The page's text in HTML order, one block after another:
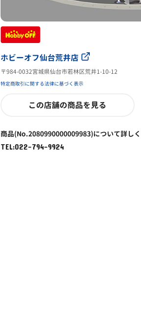
ホビーオフ仙台荒井店
〒984-0032宮城県仙台市若林区荒井1-10-12
特定商取引に関する法律に基づく表示
この店舗の商品を見る
商品(No.2080990000009983)について詳し
TEL:022-794-9924